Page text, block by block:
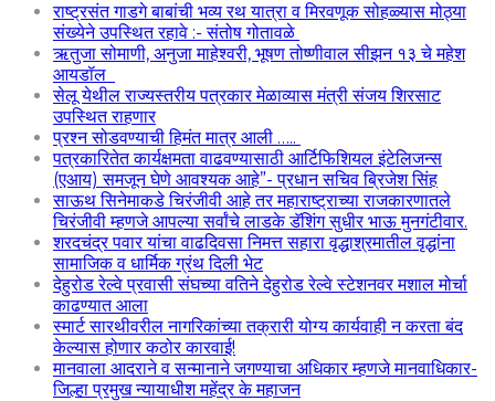
राष्ट्रसंत गाडगे बाबांची भव्य रथ यात्रा व मिरवणूक सोहळ्यास मोठ्या
संख्येने उपस्थित रहावे :- संतोष गोतावळे
ऋतुजा सोमाणी, अनुजा माहेश्वरी, भूषण तोष्णीवाल सीझन १३ चे महेश
आयडॉल
सेलू येथील राज्यस्तरीय पत्रकार मेळाव्यास मंत्री संजय शिरसाट
उपस्थित राहणार
प्रश्न सोडवण्याची हिमंत मात्र आली …..
पत्रकारितेत कार्यक्षमता वाढवण्यासाठी आर्टिफिशियल इंटेलिजन्स
(एआय) समजून घेणे आवश्यक आहे”- प्रधान सचिव ब्रिजेश सिंह
साऊथ सिनेमाकडे चिरंजीवी आहे तर महाराष्ट्राच्या राजकारणातले
चिरंजीवी म्हणजे आपल्या सर्वांचे लाडके डॅशिंग सुधीर भाऊ मुनगंटीवार.
शरदचंद्र पवार यांचा वाढदिवसा निमत्त सहारा वृद्धाश्रमातील वृद्धांना
सामाजिक व धार्मिक ग्रंथ दिली भेट
देहुरोड रेल्वे प्रवासी संघच्या वतिने देहुरोड रेल्वे स्टेशनवर मशाल मोर्चा
काढण्यात आला
स्मार्ट सारथीवरील नागरिकांच्या तक्रारी योग्य कार्यवाही न करता बंद
केल्यास होणार कठोर कारवाई!
मानवाला आदराने व सन्मानाने जगण्याचा अधिकार म्हणजे मानवाधिकार-
जिल्हा प्रमुख न्यायाधीश महेंद्र के महाजन